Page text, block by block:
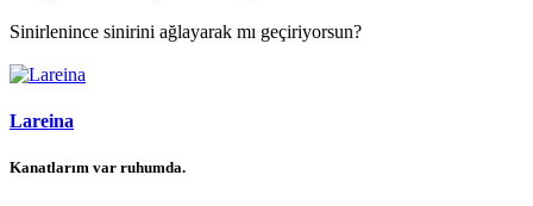
Sinirlenince sinirini ağlayarak mı geçiriyorsun?
Lareina
Kanatlarım var ruhumda.